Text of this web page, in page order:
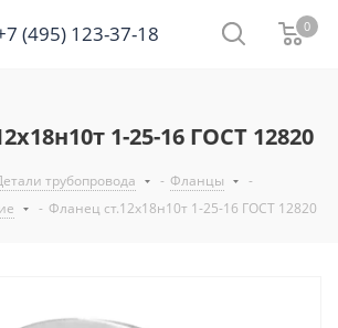
(495) 123-37-18 0
1-25-16 ГОСТ 12820
трубопровода - Фланцы
-
- Фланец ст.12х18н10т 1-25-16 ГОСТ 12820